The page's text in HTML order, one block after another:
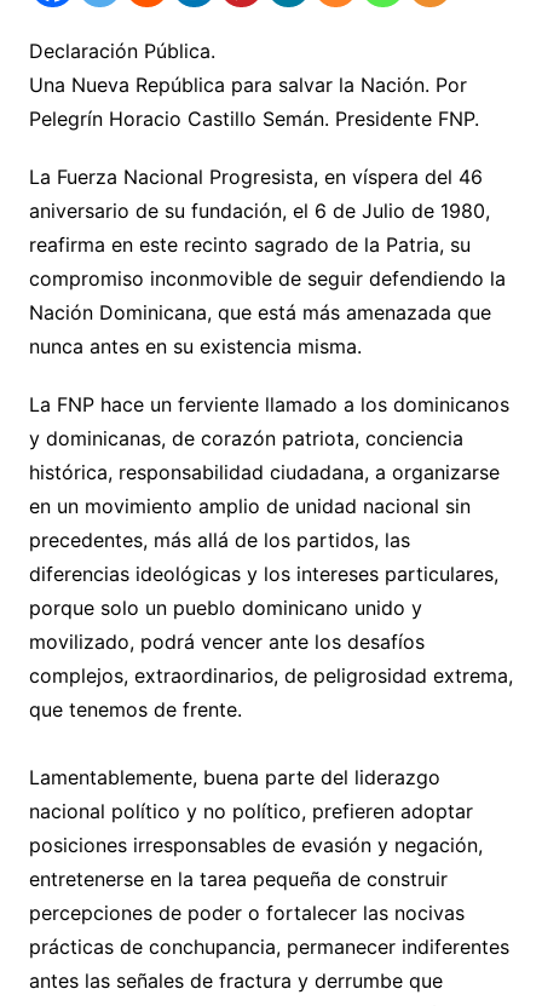
Declaración Pública.
Una Nueva República para salvar la Nación. Por
Pelegrín Horacio Castillo Semán. Presidente FNP.
La Fuerza Nacional Progresista, en víspera del 46
aniversario de su fundación, el 6 de Julio de 1980,
reafirma en este recinto sagrado de la Patria, su
compromiso inconmovible de seguir defendiendo la
Nación Dominicana, que está más amenazada que
nunca antes en su existencia misma.
La FNP hace un ferviente llamado a los dominicanos
y dominicanas, de corazón patriota, conciencia
histórica, responsabilidad ciudadana, a organizarse
en un movimiento amplio de unidad nacional sin
precedentes, más allá de los partidos, las
diferencias ideológicas y los intereses particulares,
porque solo un pueblo dominicano unido y
movilizado, podrá vencer ante los desafíos
complejos, extraordinarios, de peligrosidad extrema,
que tenemos de frente.
Lamentablemente, buena parte del liderazgo
nacional político y no político, prefieren adoptar
posiciones irresponsables de evasión y negación,
entretenerse en la tarea pequeña de construir
percepciones de poder o fortalecer las nocivas
prácticas de conchupancia, permanecer indiferentes
antes las señales de fractura y derrumbe que